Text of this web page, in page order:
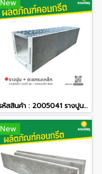
New
รหัสสินค้า : 2005041 รางปูน ไม่มีบ่า ร่อง 20 ซม. ยาว 1 เมตร + ตะแกรงเหล็ก มีฉาก
New